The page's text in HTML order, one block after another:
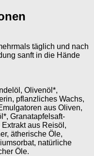
täglich und nach
sanft in die Hände
Olivenöl*,
pflanzliches Wachs,
aus Oliven,
Granatapfelsaft-
aus Reisöl,
ätherische Öle,
natürliche
Öle.